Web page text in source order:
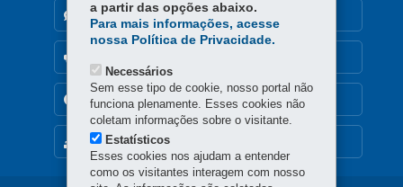
MAPA DO SITE
DENUNCIE CORRUPÇÃO
TRANSPARÊNCIA INSTITUCIONAL
a partir das opções abaixo.
Para mais informações, acesse
nossa Política de Privacidade.
Necessários
Sem esse tipo de cookie, nosso portal não
funciona plenamente. Esses cookies não
coletam informações sobre o visitante.
Estatísticos
Esses cookies nos ajudam a entender
como os visitantes interagem com nosso